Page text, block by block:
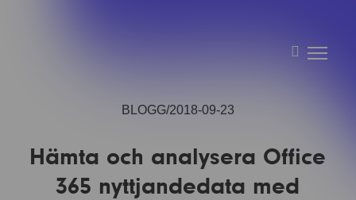
2018-09-23
BLOGG
Hämta och analysera Office
365 nyttjandedata med